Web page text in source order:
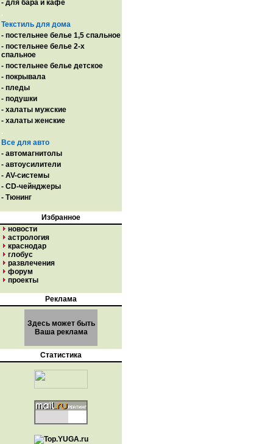
- для бара и кафе
.
Текстиль для дома
- постельнее белье 1,5 спальное
- постельнее белье 2-х
спальное
- постельнее белье детское
- покрывала
- пледы
- подушки
- халаты мужские
- халаты женские
.
Все для авто
- автомагнитолы
- автоусилители
- AV-системы
- CD-чейнджеры
- Тюнинг
Избранное
новости
астрология
краснодар
глобус
развлечения
форум
проекты
Реклама
Здесь может быть
Ваша реклама
Статистика